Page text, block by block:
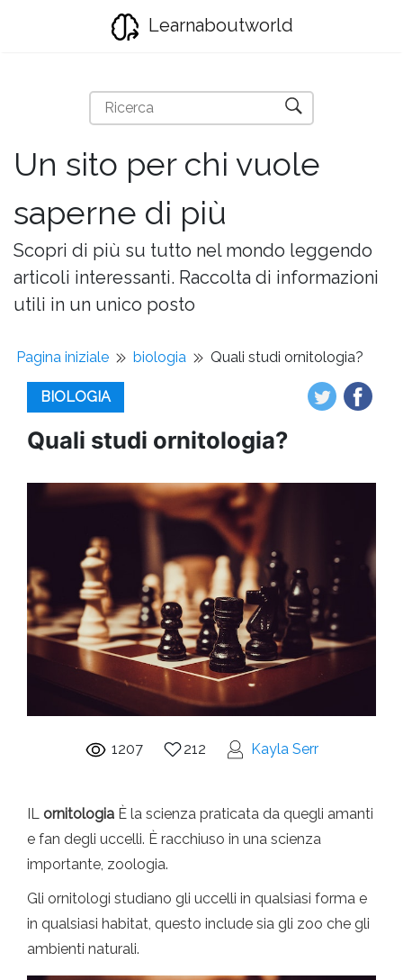
Learnaboutworld
Un sito per chi vuole
saperne di più
Scopri di più su tutto nel mondo leggendo
articoli interessanti. Raccolta di informazioni
utili in un unico posto
Pagina iniziale biologia Quali studi ornitologia?
BIOLOGIA
Quali studi ornitologia?
1207 212 Kayla Serr
IL ornitologia È la scienza praticata da quegli amanti
e fan degli uccelli. È racchiuso in una scienza
importante, zoologia.
Gli ornitologi studiano gli uccelli in qualsiasi forma e
in qualsiasi habitat, questo include sia gli zoo che gli
ambienti naturali.